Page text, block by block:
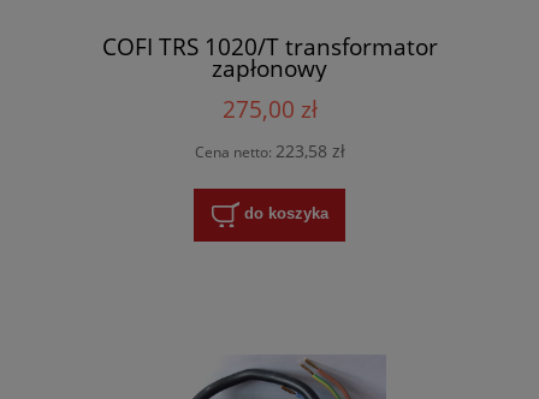
COFI TRS 1020/T transformator
zapłonowy
275,00 zł
Cena netto: 223,58 zł
do koszyka